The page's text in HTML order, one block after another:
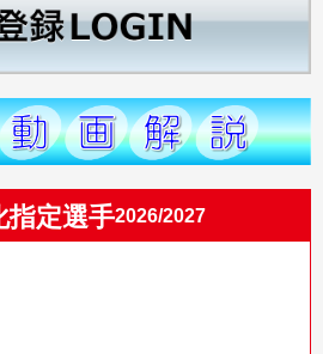
指定選手2026/2027